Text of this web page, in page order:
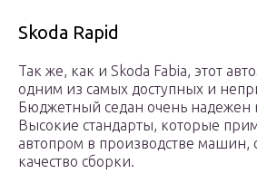
Skoda Rapid
Так же, как и Skoda Fabia, этот
одним из самых доступных и
Бюджетный седан очень надежен
Высокие стандарты, которые
автопром в производстве машин,
качество сборки.